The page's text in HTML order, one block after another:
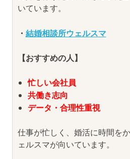
いています。
・ 結婚相談所ウェルスマ
【おすすめの人】
忙しい会社員
共働き志向
データ・合理性重視
仕事が忙しく、婚活に時間を
ェルスマが向いています。